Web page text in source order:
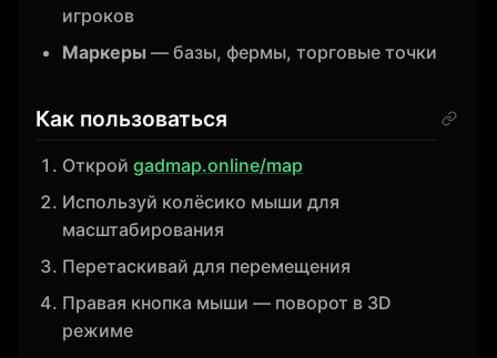
игроков
Маркеры — базы, фермы, торговые точки
Как пользоваться
Открой gadmap.online/map
Используй колёсико мыши для
масштабирования
Перетаскивай для перемещения
Правая кнопка мыши — поворот в 3D
режиме